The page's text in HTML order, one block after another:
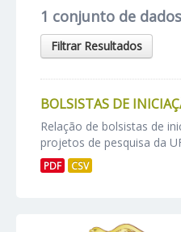
1 conjunto de
Filtrar Resultados
BOLSISTAS DE
Relação de bolsistas de
projetos de pesquisa da
PDF CSV